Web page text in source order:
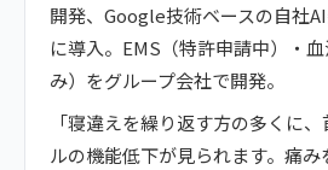
開発、Google技術ベースの自社
に導入。EMS（特許申請中）・
み）をグループ会社で開発。
「寝違えを繰り返す方の多くに
ルの機能低下が見られます。痛み